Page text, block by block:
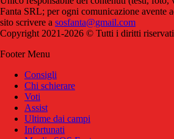
Fanta SRL; per ogni comunicazione avente
sito scrivere a sosfanta@gmail.com
Copyright 2021-2026 © Tutti i diritti
Footer Menu
Consigli
Chi schierare
Voti
Assist
Ultime dai campi
Infortunati